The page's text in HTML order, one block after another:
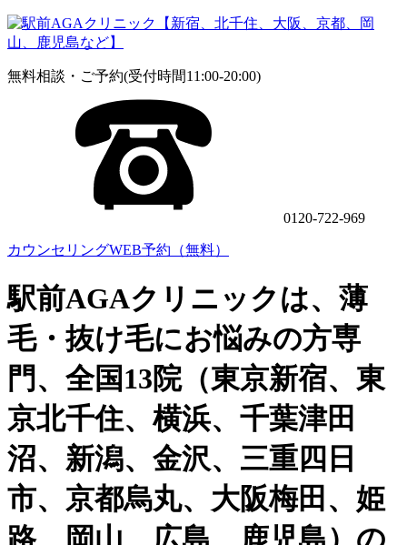
無料相談・ご予約(受付時間11:00-20:00)
0120-722-969
カウンセリングWEB予約（無料）
駅前AGAクリニックは、薄
毛・抜け毛にお悩みの方専
門、全国13院（東京新宿、東
京北千住、横浜、千葉津田
沼、新潟、金沢、三重四日
市、京都烏丸、大阪梅田、姫